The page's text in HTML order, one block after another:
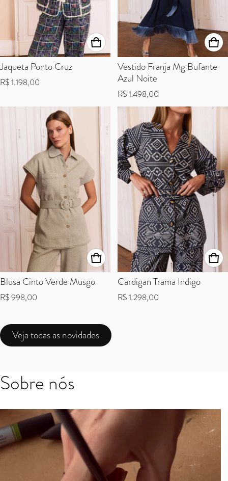
Jaqueta Ponto Cruz
Preço normal
R$ 1.198,00
Vestido Franja Mg Bufante
Azul Noite
Preço normal
R$ 1.498,00
Blusa Cinto Verde Musgo
Preço normal
R$ 998,00
Cardigan Trama Indigo
Preço normal
R$ 1.298,00
Veja todas as novidades
Sobre nós